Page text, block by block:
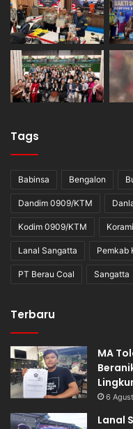
Tags
Babinsa Bengalon
Dandim 0909/KTM
Kodim 0909/KTM
Lanal Sangatta Pemkab
PT Berau Coal Sangatta
Terbaru
MA
6
Lanal